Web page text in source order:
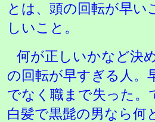
とは、頭の回転が早い
しいこと。
何が正しいかなど決
の回転が早すぎる人。
でなく職まで失った
白髪で黒髭の男なら何